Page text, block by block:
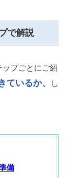
で解説
プごとにご紹
ているか、
し
備